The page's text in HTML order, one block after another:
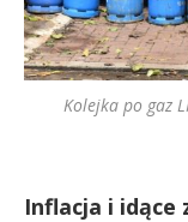
Kolejka po gaz
Inflacja i idące